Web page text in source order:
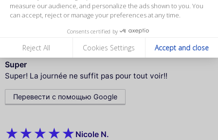
measure our audience, and personalize the ads shown to you. You
can accept, reject or manage your preferences at any time.
Consents certified by
Reject All Cookies Settings Accept and close
Laëtitia P.
Опубликовано больше года назад
Super
Super! La journée ne suffit pas pour tout voir!!
Перевести с помощью Google
Nicole N.